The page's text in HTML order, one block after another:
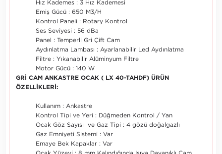
Hız Kademes : 3 Hız Kademesi
Emiş Gücü : 650 M3/H
Kontrol Paneli : Rotary Kontrol
Ses Seviyesi : 56 dBa
Panel : Temperli Gri Çift Cam
Aydınlatma Lambası : Ayarlanabilir Led Aydınlatma
Filtre : Yıkanabilir Alüminyum Filtre
Motor Gücü : 140 W
GRİ CAM ANKASTRE OCAK ( LX 40-TAHDF) ÜRÜN
ÖZELLİKLERİ:
Kullanım : Ankastre
Kontrol Tipi ve Yeri : Düğmeden Kontrol / Yan
Ocak Göz Sayısı ve Gaz Tipi : 4 gözü doğalgazlı
Gaz Emniyeti Sistemi : Var
Emaye Bek Kapaklar : Var